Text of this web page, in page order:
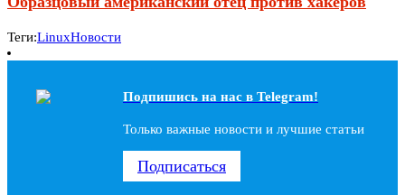
Теги:LinuxНовости
Подпишись на наc в Telegram!
Только важные новости и лучшие статьи
Подписаться